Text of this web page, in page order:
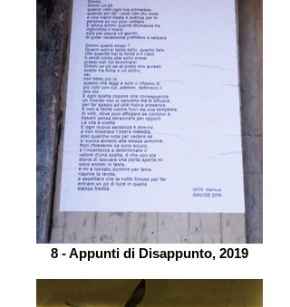
8 - Appunti di Disappunto, 2019